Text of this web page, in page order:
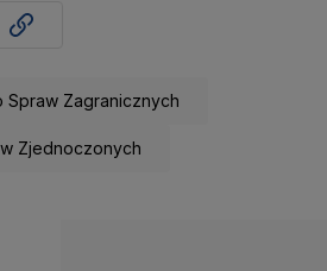
Spraw Zagranicznych
Zjednoczonych